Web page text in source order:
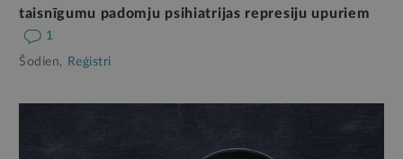
taisnīgumu padomju psihiatrijas represiju upuriem
1
Šodien, Reģistri